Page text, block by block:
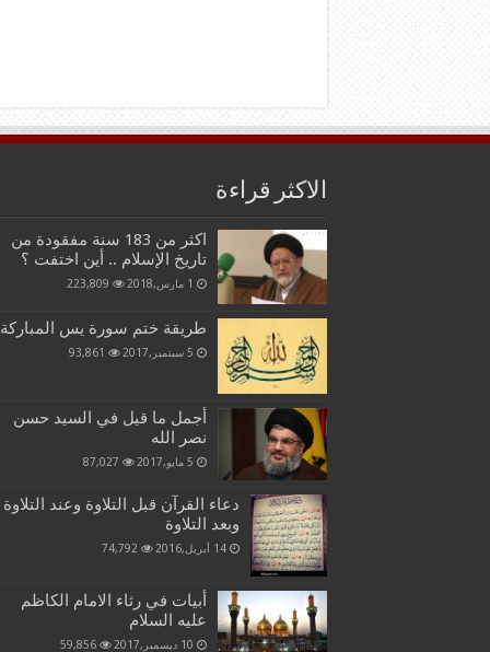
الاكثر قراءة
اكثر من 183 سنة مفقودة من
تاريخ الإسلام .. أين اختفت ؟
1 مارس,2018 223,809
طريقة ختم سورة يس المباركة
5 سبتمبر,2017 93,861
أجمل ما قيل في السيد حسن
نصر الله
5 مايو,2017 87,027
دعاء القرآن قبل التلاوة وعند التلاوة
وبعد التلاوة
14 أبريل,2016 74,792
أبيات في رثاء الامام الكاظم
عليه السلام
10 ديسمبر,2017 59,856